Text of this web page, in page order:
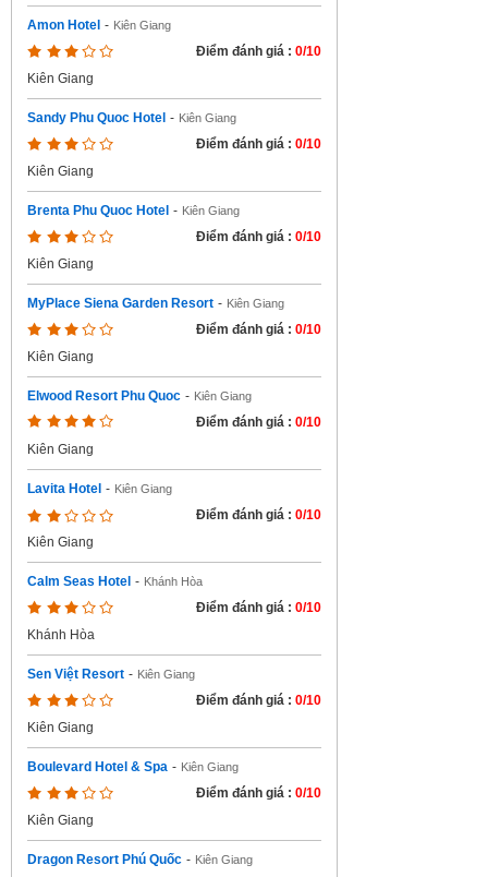
Amon Hotel - Kiên Giang
Điểm đánh giá : 0/10
Kiên Giang
Sandy Phu Quoc Hotel - Kiên Giang
Điểm đánh giá : 0/10
Kiên Giang
Brenta Phu Quoc Hotel - Kiên Giang
Điểm đánh giá : 0/10
Kiên Giang
MyPlace Siena Garden Resort - Kiên Giang
Điểm đánh giá : 0/10
Kiên Giang
Elwood Resort Phu Quoc - Kiên Giang
Điểm đánh giá : 0/10
Kiên Giang
Lavita Hotel - Kiên Giang
Điểm đánh giá : 0/10
Kiên Giang
Calm Seas Hotel - Khánh Hòa
Điểm đánh giá : 0/10
Khánh Hòa
Sen Việt Resort - Kiên Giang
Điểm đánh giá : 0/10
Kiên Giang
Boulevard Hotel & Spa - Kiên Giang
Điểm đánh giá : 0/10
Kiên Giang
Dragon Resort Phú Quốc - Kiên Giang